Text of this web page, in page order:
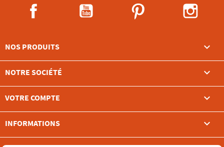
NOS PRODUITS 
NOTRE SOCIÉTÉ 
VOTRE COMPTE 
INFORMATIONS keyboard_arrow_down